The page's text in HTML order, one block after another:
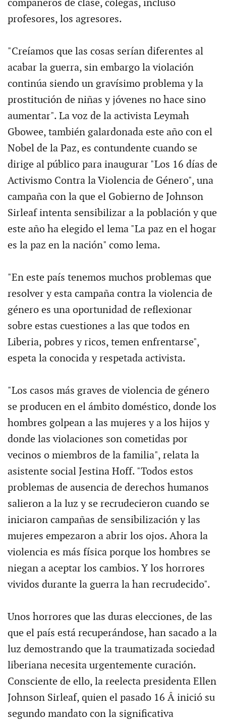
compañeros de clase, colegas, incluso
profesores, los agresores.
"Creíamos que las cosas serían diferentes al
acabar la guerra, sin embargo la violación
continúa siendo un gravísimo problema y la
prostitución de niñas y jóvenes no hace sino
aumentar". La voz de la activista Leymah
Gbowee, también galardonada este año con el
Nobel de la Paz, es contundente cuando se
dirige al público para inaugurar "Los 16 días de
Activismo Contra la Violencia de Género", una
campaña con la que el Gobierno de Johnson
Sirleaf intenta sensibilizar a la población y que
este año ha elegido el lema "La paz en el hogar
es la paz en la nación" como lema.
"En este país tenemos muchos problemas que
resolver y esta campaña contra la violencia de
género es una oportunidad de reflexionar
sobre estas cuestiones a las que todos en
Liberia, pobres y ricos, temen enfrentarse",
espeta la conocida y respetada activista.
"Los casos más graves de violencia de género
se producen en el ámbito doméstico, donde los
hombres golpean a las mujeres y a los hijos y
donde las violaciones son cometidas por
vecinos o miembros de la familia", relata la
asistente social Jestina Hoff. "Todos estos
problemas de ausencia de derechos humanos
salieron a la luz y se recrudecieron cuando se
iniciaron campañas de sensibilización y las
mujeres empezaron a abrir los ojos. Ahora la
violencia es más física porque los hombres se
niegan a aceptar los cambios. Y los horrores
vividos durante la guerra la han recrudecido".
Unos horrores que las duras elecciones, de las
que el país está recuperándose, han sacado a la
luz demostrando que la traumatizada sociedad
liberiana necesita urgentemente curación.
Consciente de ello, la reelecta presidenta Ellen
Johnson Sirleaf, quien el pasado 16 Â inició su
segundo mandato con la significativa